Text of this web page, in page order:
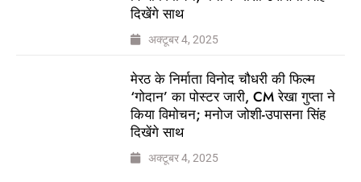
दिखेंगे साथ
अक्टूबर 4, 2025
मेरठ के निर्माता विनोद चौधरी की फिल्म
‘गोदान’ का पोस्टर जारी, CM रेखा गुप्ता ने
किया विमोचन; मनोज जोशी-उपासना सिंह
दिखेंगे साथ
अक्टूबर 4, 2025